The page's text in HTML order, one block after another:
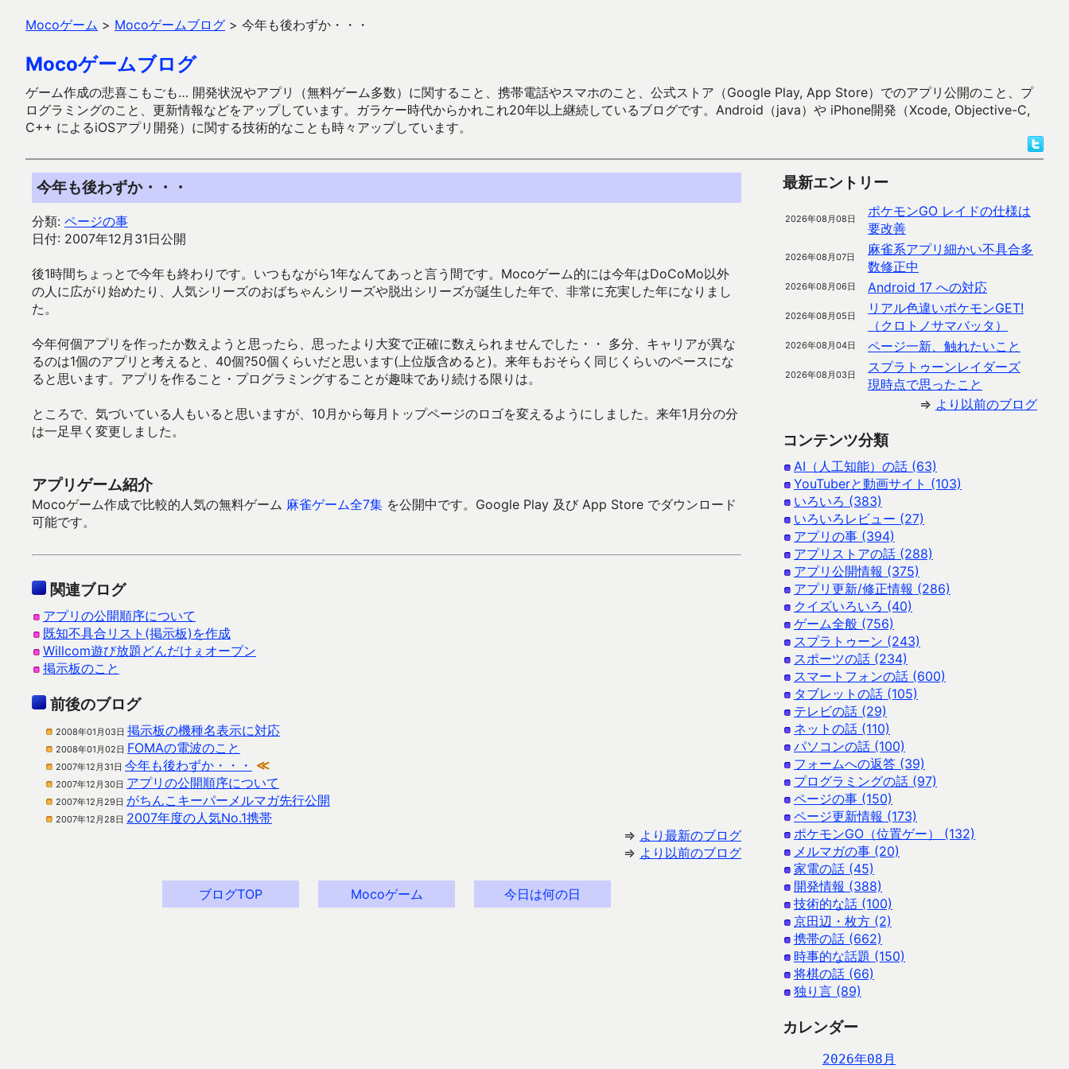
Mocoゲーム > Mocoゲームブログ > 今年も後わずか・・・
Mocoゲームブログ
ゲーム作成の悲喜こもごも… 開発状況やアプリ（無料ゲーム多数）に関すること、携帯電話やスマホのこと、公式ストア（Google Play, App Store）でのアプリ公開のこと、プ
ログラミングのこと、更新情報などをアップしています。ガラケー時代からかれこれ20年以上継続しているブログです。Android（java）や iPhone開発（Xcode, Objective-C,
C++ によるiOSアプリ開発）に関する技術的なことも時々アップしています。
今年も後わずか・・・
分類: ページの事
日付: 2007年12月31日公開
後1時間ちょっとで今年も終わりです。いつもながら1年なんてあっと言う間です。Mocoゲーム的には今年はDoCoMo以外
の人に広がり始めたり、人気シリーズのおばちゃんシリーズや脱出シリーズが誕生した年で、非常に充実した年になりまし
た。
今年何個アプリを作ったか数えようと思ったら、思ったより大変で正確に数えられませんでした・・ 多分、キャリアが異な
るのは1個のアプリと考えると、40個?50個くらいだと思います(上位版含めると)。来年もおそらく同じくらいのペースにな
ると思います。アプリを作ること・プログラミングすることが趣味であり続ける限りは。
ところで、気づいている人もいると思いますが、10月から毎月トップページのロゴを変えるようにしました。来年1月分の分
は一足早く変更しました。
アプリゲーム紹介
Mocoゲーム作成で比較的人気の無料ゲーム 麻雀ゲーム全7集 を公開中です。Google Play 及び App Store でダウンロード
可能です。
関連ブログ
アプリの公開順序について
既知不具合リスト(掲示板)を作成
Willcom遊び放題どんだけぇオープン
掲示板のこと
前後のブログ
2008年01月03日 掲示板の機種名表示に対応
2008年01月02日 FOMAの電波のこと
2007年12月31日 今年も後わずか・・・ ≪
2007年12月30日 アプリの公開順序について
2007年12月29日 がちんこキーパーメルマガ先行公開
2007年12月28日 2007年度の人気No.1携帯
⇒ より最新のブログ
⇒ より以前のブログ
ブログTOP Mocoゲーム 今日は何の日
最新エントリー
2026年08月08日
ポケモンGO レイドの仕様は
要改善
2026年08月07日
麻雀系アプリ細かい不具合多
数修正中
2026年08月06日 Android 17 への対応
2026年08月05日
リアル色違いポケモンGET!
（クロトノサマバッタ）
2026年08月04日 ページ一新、触れたいこと
2026年08月03日
スプラトゥーンレイダーズ
現時点で思ったこと
⇒ より以前のブログ
コンテンツ分類
AI（人工知能）の話 (63)
YouTuberと動画サイト (103)
いろいろ (383)
いろいろレビュー (27)
アプリの事 (394)
アプリストアの話 (288)
アプリ公開情報 (375)
アプリ更新/修正情報 (286)
クイズいろいろ (40)
ゲーム全般 (756)
スプラトゥーン (243)
スポーツの話 (234)
スマートフォンの話 (600)
タブレットの話 (105)
テレビの話 (29)
ネットの話 (110)
パソコンの話 (100)
フォームへの返答 (39)
プログラミングの話 (97)
ページの事 (150)
ページ更新情報 (173)
ポケモンGO（位置ゲー） (132)
メルマガの事 (20)
家電の話 (45)
開発情報 (388)
技術的な話 (100)
京田辺・枚方 (2)
携帯の話 (662)
時事的な話題 (150)
将棋の話 (66)
独り言 (89)
カレンダー
2026年08月